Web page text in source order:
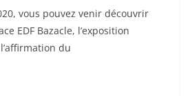
vous pouvez venir découvrir
EDF Bazacle, l’exposition
du